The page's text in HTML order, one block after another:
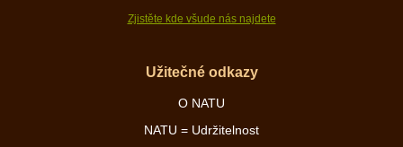
Zjistěte kde všude nás najdete
Užitečné odkazy
O NATU
NATU = Udržitelnost